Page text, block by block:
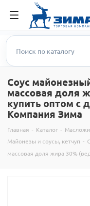
Соус
массовая доля
купить оптом с
Компания Зима
Главная - Каталог -
Майонезы и соусы, кетчуп -
массовая доля жира 30%